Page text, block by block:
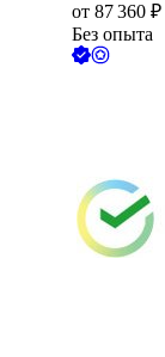
от 87 360 ₽
Без опыта